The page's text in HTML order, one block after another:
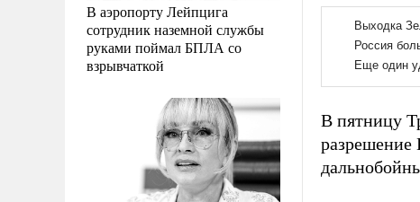
В аэропорту Лейпцига
сотрудник наземной службы
руками поймал БПЛА со
взрывчаткой
В пятницу
разрешение